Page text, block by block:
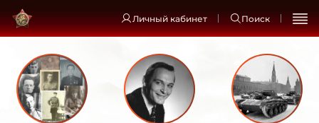
Личный кабинет Поиск